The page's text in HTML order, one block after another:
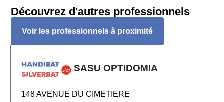
Découvrez d'autres professionnels
Voir les professionnels à proximité
SASU OPTIDOMIA
148 AVENUE DU CIMETIERE